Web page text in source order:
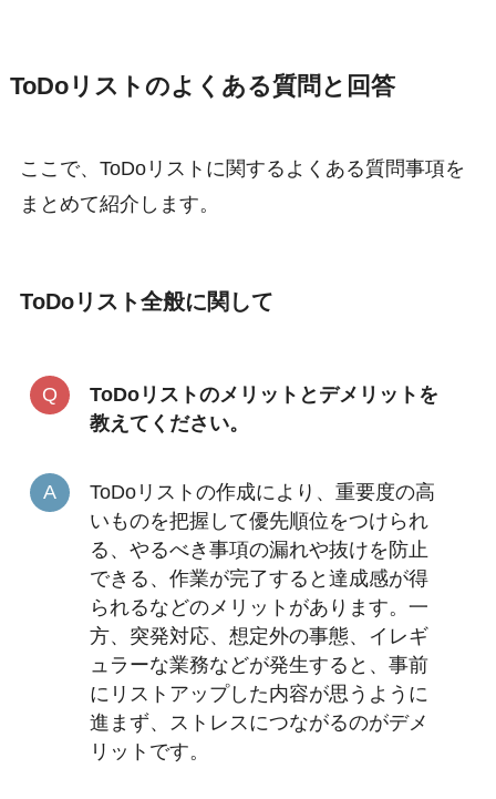
ToDoリストのよくある質問と回答
ここで、ToDoリストに関するよくある質問事項を
まとめて紹介します。
ToDoリスト全般に関して
ToDoリストのメリットとデメリットを
教えてください。
ToDoリストの作成により、重要度の高
いものを把握して優先順位をつけられ
る、やるべき事項の漏れや抜けを防止
できる、作業が完了すると達成感が得
られるなどのメリットがあります。一
方、突発対応、想定外の事態、イレギ
ュラーな業務などが発生すると、事前
にリストアップした内容が思うように
進まず、ストレスにつながるのがデメ
リットです。